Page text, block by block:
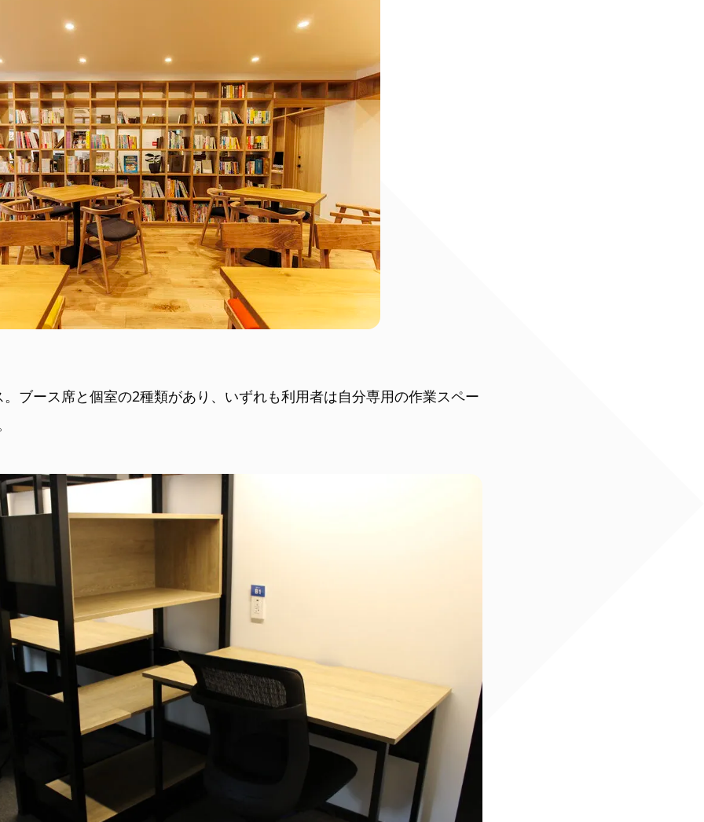
ブース席と個室の2種類があり、いずれも利用者は自分専用の作業スペー